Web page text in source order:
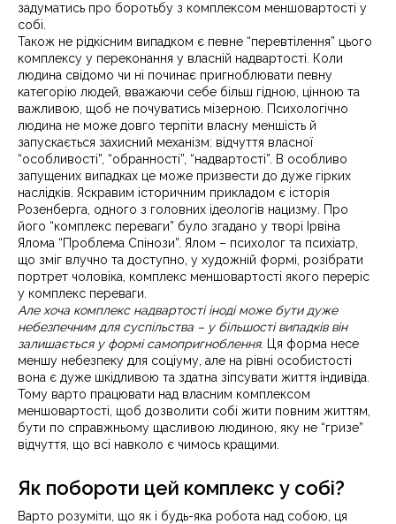
задуматись про боротьбу з комплексом меншовартості у
собі.
Також не рідкісним випадком є певне “перевтілення” цього
комплексу у переконання у власній надвартості. Коли
людина свідомо чи ні починає пригноблювати певну
категорію людей, вважаючи себе більш гідною, цінною та
важливою, щоб не почуватись мізерною. Психологічно
людина не може довго терпіти власну меншість й
запускається захисний механізм: відчуття власної
“особливості”, “обранності”, “надвартості”. В особливо
запущених випадках це може призвести до дуже гірких
наслідків. Яскравим історичним прикладом є історія
Розенберга, одного з головних ідеологів нацизму. Про
його “комплекс переваги” було згадано у творі Ірвіна
Ялома “Проблема Спінози”. Ялом – психолог та психіатр,
що зміг влучно та доступно, у художній формі, розібрати
портрет чоловіка, комплекс меншовартості якого переріс
у комплекс переваги.
Але хоча комплекс надвартості іноді може бути дуже
небезпечним для суспільства – у більшості випадків він
залишається у формі самопригноблення. Ця форма несе
меншу небезпеку для соціуму, але на рівні особистості
вона є дуже шкідливою та здатна зіпсувати життя індивіда.
Тому варто працювати над власним комплексом
меншовартості, щоб дозволити собі жити повним життям,
бути по справжньому щасливою людиною, яку не “гризе”
відчуття, що всі навколо є чимось кращими.
Як побороти цей комплекс у собі?
Варто розуміти, що як і будь-яка робота над собою, ця